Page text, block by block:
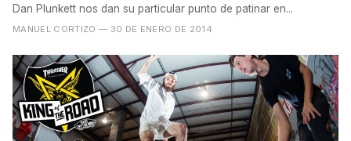
Dan Plunkett nos dan su particular punto de patinar en...
MANUEL CORTIZO — 30 DE ENERO DE 2014